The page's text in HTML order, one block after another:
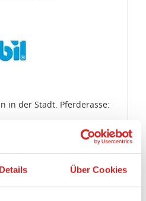
Details Über Cookies
in der Stadt. Pferderasse: